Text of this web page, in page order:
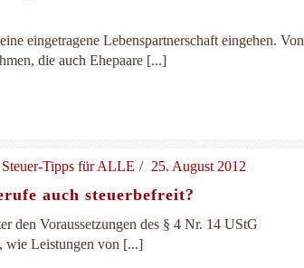
eingetragene Lebenspartnerschaft eingehen. Von
die auch Ehepaare [...]
Steuer-Tipps für ALLE 25. August 2012
auch steuerbefreit?
den Voraussetzungen des § 4 Nr. 14 UStG
wie Leistungen von [...]